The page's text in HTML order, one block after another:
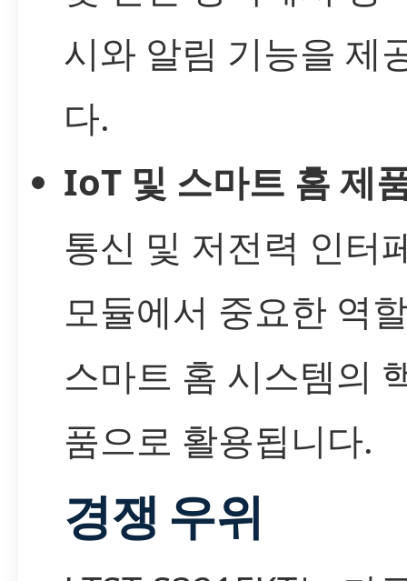
시와 알림 기능을 제
다.
IoT 및 스마트 홈 제
통신 및 저전력 인터
모듈에서 중요한 역
스마트 홈 시스템의
품으로 활용됩니다.
경쟁 우위